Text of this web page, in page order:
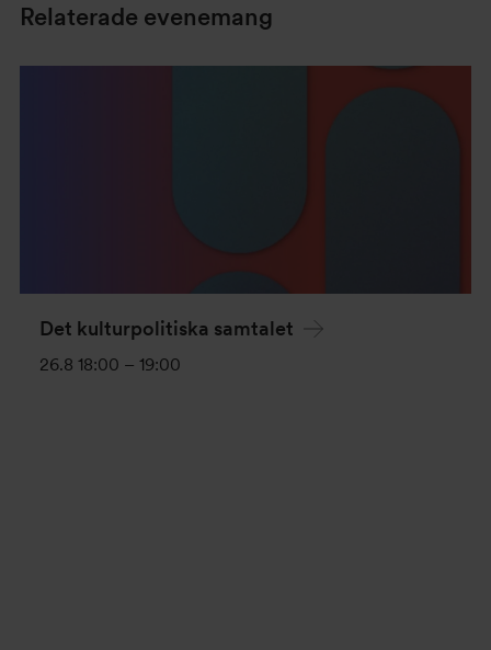
Relaterade evenemang
Det kulturpolitiska samtalet
26.8 18:00 – 19:00